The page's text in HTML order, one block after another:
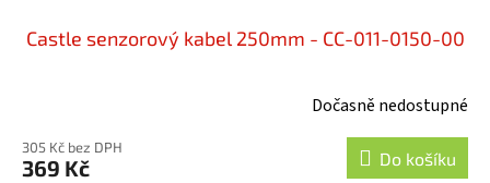
Castle senzorový kabel 250mm - CC-011-0150-00
Dočasně nedostupné
305 Kč bez DPH
369 Kč Do košíku